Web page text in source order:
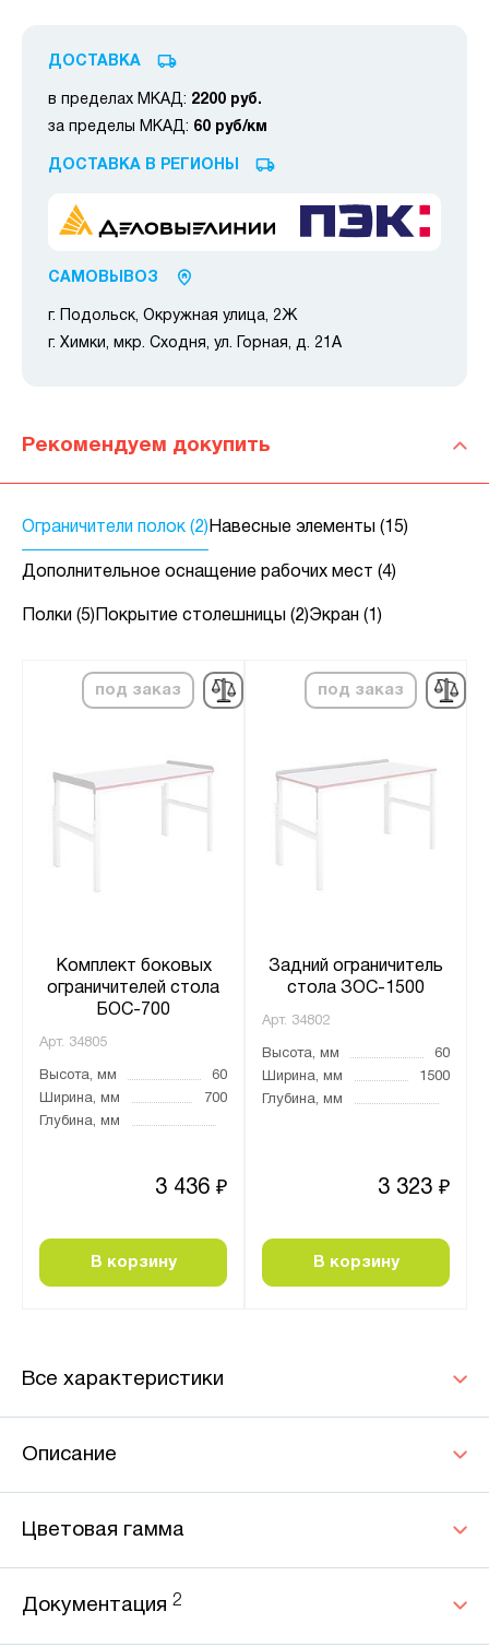
ДОСТАВКА
в пределах МКАД: 2200 руб.
за пределы МКАД: 60 руб/км
ДОСТАВКА В РЕГИОНЫ
САМОВЫВОЗ
г. Подольск, Окружная улица, 2Ж
г. Химки, мкр. Сходня, ул. Горная, д. 21А
Рекомендуем докупить
Ограничители полок (2) Навесные элементы (15)
Дополнительное оснащение рабочих мест (4)
Полки (5) Покрытие столешницы (2)Экран (1)
под заказ
Комплект боковых
ограничителей стола
БОС-700
Арт. 34805
Высота, мм
60
Ширина, мм
700
Глубина, мм
3 436 ₽
В корзину
под заказ
Задний ограничитель
стола ЗОС-1500
Арт. 34802
Высота, мм
60
Ширина, мм
1500
Глубина, мм
3 323 ₽
В корзину
Все характеристики
Описание
Цветовая гамма
Документация 2